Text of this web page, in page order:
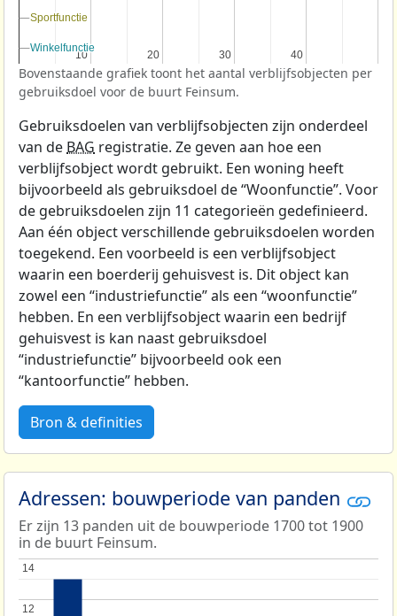
10
10 20
20 30
30 40
40
Sportfunctie
Sportfunctie
Winkelfunctie
Winkelfunctie
Bovenstaande grafiek toont het aantal verblijfsobjecten per
gebruiksdoel voor de buurt Feinsum.
Gebruiksdoelen van verblijfsobjecten zijn onderdeel
van de BAG registratie. Ze geven aan hoe een
verblijfsobject wordt gebruikt. Een woning heeft
bijvoorbeeld als gebruiksdoel de “Woonfunctie”. Voor
de gebruiksdoelen zijn 11 categorieën gedefinieerd.
Aan één object verschillende gebruiksdoelen worden
toegekend. Een voorbeeld is een verblijfsobject
waarin een boerderij gehuisvest is. Dit object kan
zowel een “industriefunctie” als een “woonfunctie”
hebben. En een verblijfsobject waarin een bedrijf
gehuisvest is kan naast gebruiksdoel
“industriefunctie” bijvoorbeeld ook een
“kantoorfunctie” hebben.
Bron & definities
Adressen: bouwperiode van panden
Er zijn 13 panden uit de bouwperiode 1700 tot 1900
in de buurt Feinsum.
12
12
14
14